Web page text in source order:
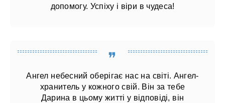
допомогу. Успіху і віри в чудеса!
Ангел небесний оберігає нас на світі. Ангел-
хранитель у кожного свій. Він за тебе
Дарина в цьому житті у відповіді, він